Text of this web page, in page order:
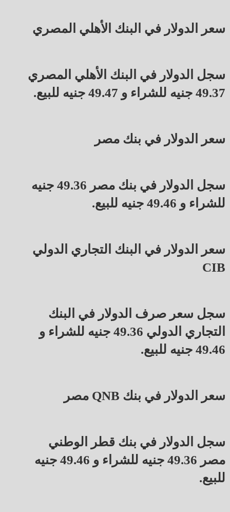
سعر الدولار في البنك الأهلي المصري
سجل الدولار في البنك الأهلي المصري
49.37 جنيه للشراء و 49.47 جنيه للبيع.
سعر الدولار في بنك مصر
سجل الدولار في بنك مصر 49.36 جنيه
للشراء و 49.46 جنيه للبيع.
سعر الدولار في البنك التجاري الدولي
CIB
سجل سعر صرف الدولار في البنك
التجاري الدولي 49.36 جنيه للشراء و
49.46 جنيه للبيع.
سعر الدولار في بنك QNB مصر
سجل الدولار في بنك قطر الوطني
مصر 49.36 جنيه للشراء و 49.46 جنيه
للبيع.